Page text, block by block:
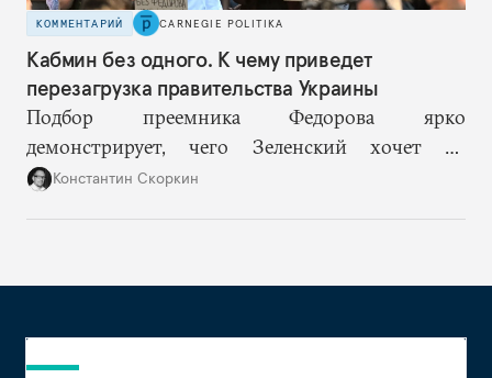
КОММЕНТАРИЙ CARNEGIE POLITIKA
Кабмин без одного. К чему приведет
перезагрузка правительства Украины
Подбор преемника Федорова ярко
демонстрирует, чего Зеленский хочет от
высшего военного руководства: продолжить
Константин Скоркин